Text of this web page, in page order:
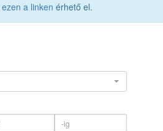
ezen a linken érhető el.